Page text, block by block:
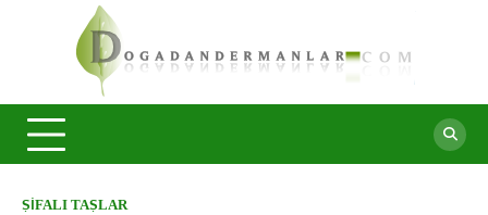
doğal
taşlar ile
sağlıklı
yaşam.
ŞIFALI TAŞLAR